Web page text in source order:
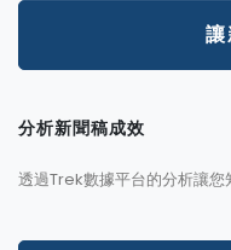
分析新聞稿成效
透過Trek數據平台的分析讓您